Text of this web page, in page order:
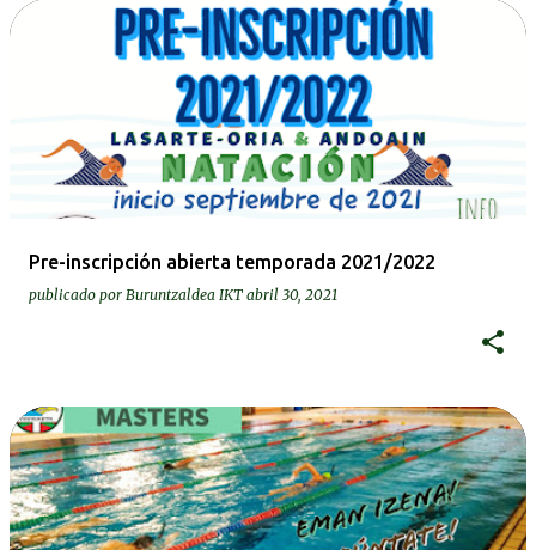
Pre-inscripción abierta temporada 2021/2022
publicado por Buruntzaldea IKT abril 30, 2021